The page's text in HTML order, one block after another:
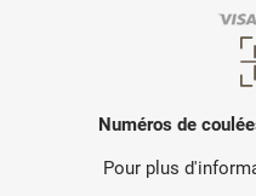
Numéros de
Pour plus